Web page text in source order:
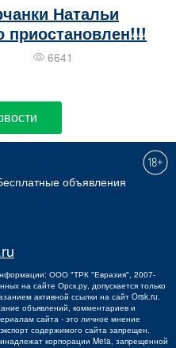
Натальи
приостановлен!!!
6641
объявления
ООО "ТРК "Евразия", 2007-
на сайте Орск.ру, допускается только
активной ссылки на сайт Orsk.ru.
объявлений, комментариев и
сайта - это личное мнение
содержимого сайта запрещен.
корпорации Meta, запрещенной